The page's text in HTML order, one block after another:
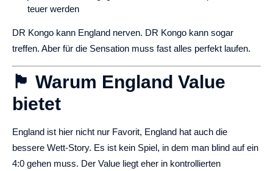
teuer werden
DR Kongo kann England nerven. DR Kongo kann sogar
treffen. Aber für die Sensation muss fast alles perfekt laufen.
🏴 Warum England Value
bietet
England ist hier nicht nur Favorit, England hat auch die
bessere Wett-Story. Es ist kein Spiel, in dem man blind auf ein
4:0 gehen muss. Der Value liegt eher in kontrollierten